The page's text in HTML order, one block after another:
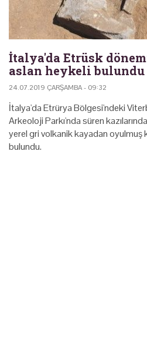
İtalya'da Etrüsk
aslan heykeli bulundu
24.07.2019 ÇARŞAMBA - 09:32
İtalya'da Etrürya Bölgesi'ndeki
Arkeoloji Parkı'nda süren
yerel gri volkanik kayadan oyulmuş
bulundu.